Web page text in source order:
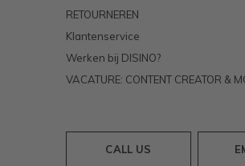
RETOURNEREN
Klantenservice
Werken bij DISINO?
VACATURE: CONTENT CREATOR &
CALL US